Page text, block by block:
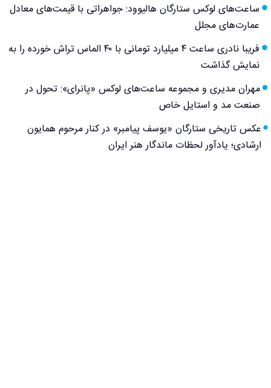
ساعت‌های لوکس ستارگان هالیوود: جواهراتی با قیمت‌های معادل
عمارت‌های مجلل
فریبا نادری ساعت ۴ میلیارد تومانی با ۴۰ الماس تراش خورده را به
نمایش گذاشت
مهران مدیری و مجموعه ساعت‌های لوکس «پانرای»: تحول در
صنعت مد و استایل خاص
عکس تاریخی ستارگان «یوسف پیامبر» در کنار مرحوم همایون
ارشادی؛ یادآور لحظات ماندگار هنر ایران